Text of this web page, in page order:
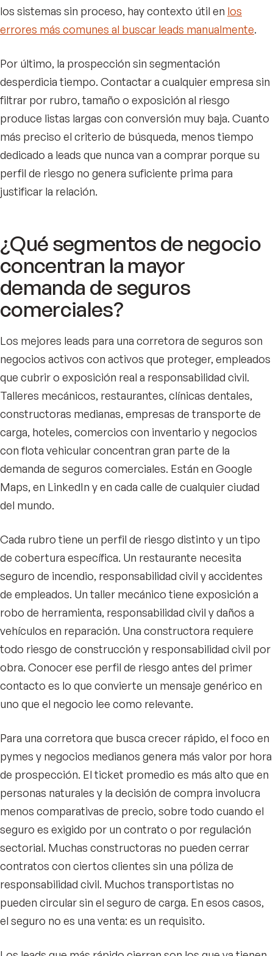
los sistemas sin proceso, hay contexto útil en los
errores más comunes al buscar leads manualmente.
Por último, la prospección sin segmentación
desperdicia tiempo. Contactar a cualquier empresa sin
filtrar por rubro, tamaño o exposición al riesgo
produce listas largas con conversión muy baja. Cuanto
más preciso el criterio de búsqueda, menos tiempo
dedicado a leads que nunca van a comprar porque su
perfil de riesgo no genera suficiente prima para
justificar la relación.
¿Qué segmentos de negocio
concentran la mayor
demanda de seguros
comerciales?
Los mejores leads para una corretora de seguros son
negocios activos con activos que proteger, empleados
que cubrir o exposición real a responsabilidad civil.
Talleres mecánicos, restaurantes, clínicas dentales,
constructoras medianas, empresas de transporte de
carga, hoteles, comercios con inventario y negocios
con flota vehicular concentran gran parte de la
demanda de seguros comerciales. Están en Google
Maps, en LinkedIn y en cada calle de cualquier ciudad
del mundo.
Cada rubro tiene un perfil de riesgo distinto y un tipo
de cobertura específica. Un restaurante necesita
seguro de incendio, responsabilidad civil y accidentes
de empleados. Un taller mecánico tiene exposición a
robo de herramienta, responsabilidad civil y daños a
vehículos en reparación. Una constructora requiere
todo riesgo de construcción y responsabilidad civil por
obra. Conocer ese perfil de riesgo antes del primer
contacto es lo que convierte un mensaje genérico en
uno que el negocio lee como relevante.
Para una corretora que busca crecer rápido, el foco en
pymes y negocios medianos genera más valor por hora
de prospección. El ticket promedio es más alto que en
personas naturales y la decisión de compra involucra
menos comparativas de precio, sobre todo cuando el
seguro es exigido por un contrato o por regulación
sectorial. Muchas constructoras no pueden cerrar
contratos con ciertos clientes sin una póliza de
responsabilidad civil. Muchos transportistas no
pueden circular sin el seguro de carga. En esos casos,
el seguro no es una venta: es un requisito.